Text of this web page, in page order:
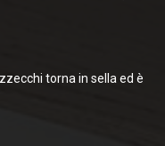
torna in sella ed è